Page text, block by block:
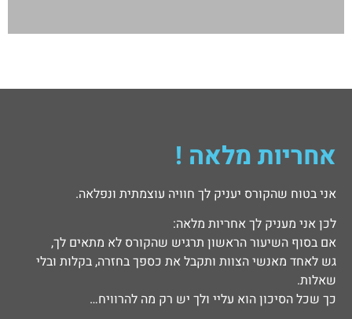
אחריות מלאה !
אני בטוח שהקורס יעניק לך חוויה עוצמתית ונפלאה.
לכן אני מעניק לך אחריות מלאה:
אם בסוף השיעור הראשון תרגיש שהקורס לא מתאים לך,
גש לאחד מאנשי הצוות ותקבל את כספך בחזרה, בקלות ובלי
שאלות.
כך שכל הסיכון הוא עליי ולך יש רק מה להרוויח…